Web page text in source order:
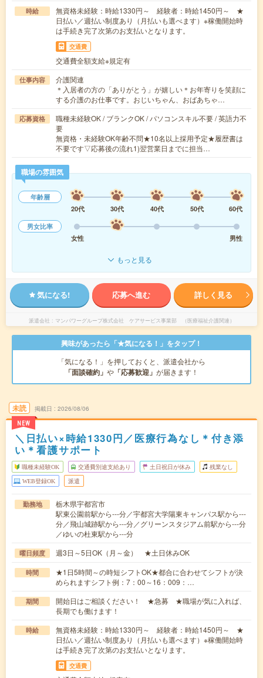
時給
無資格未経験：時給1330円～ 経験者：時給1450円～ ★
日払い／週払い制度あり（月払いも選べます）※稼働開始時
は手続き完了次第のお支払いとなります。
交通費
交通費全額支給※規定有
仕事内容
介護関連
＊入居者の方の「ありがとう」が嬉しい＊お年寄りを笑顔に
する介護のお仕事です。おじいちゃん、おばあちゃ…
応募資格
職種未経験OK / ブランクOK / パソコンスキル不要 / 英語力不
要
無資格・未経験OK年齢不問★10名以上採用予定★履歴書は
不要です▽応募後の流れ1)翌営業日までに担当…
職場の雰囲気
年齢層
20代
30代 40代 50代
60代
男女比率
女性
男性
もっと見る
気になる! 応募へ進む 詳しく見る
派遣会社 マンパワーグループ株式会社 ケアサービス事業部 （医療福祉介護関連）
興味があったら「★気になる！」をタップ！
「気になる！」を押しておくと、派遣会社から
「面談確約」 や 「応募歓迎」 が届きます！
未読
NEW
掲載日 2026/08/06
＼日払い×時給1330円／医療行為なし＊付き添
い＊看護サポート
職種未経験OK 交通費別途支給あり 土日祝日が休み 残業なし
WEB登録OK 派遣
勤務地
栃木県宇都宮市
駅東公園前駅から---分／宇都宮大学陽東キャンパス駅から---
分／飛山城跡駅から---分／グリーンスタジアム前駅から---分
／ゆいの杜東駅から---分
曜日頻度 週3日～5日OK（月～金） ★土日休みOK
時間
★1日5時間～の時短シフトOK★都合に合わせてシフトが決
められますシフト例：7：00～16：009：…
期間
開始日はご相談ください！ ★急募 ★職場が気に入れば、
長期でも働けます！
時給
無資格未経験：時給1330円～ 経験者：時給1450円～ ★
日払い／週払い制度あり（月払いも選べます）※稼働開始時
は手続き完了次第のお支払いとなります。
交通費